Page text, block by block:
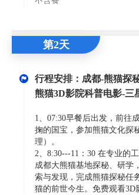
第2天
行程安排：成都-熊猫探
熊猫3D影院科普电影-三
1、07:30早餐后出发，前往
掬的国宝，参加熊猫文化探
理）。
2、8:30---11：30 在专业的
成都大熊猫基地探秘、研学
索与发现，完成熊猫探秘任
猫的前世今生。免费观看